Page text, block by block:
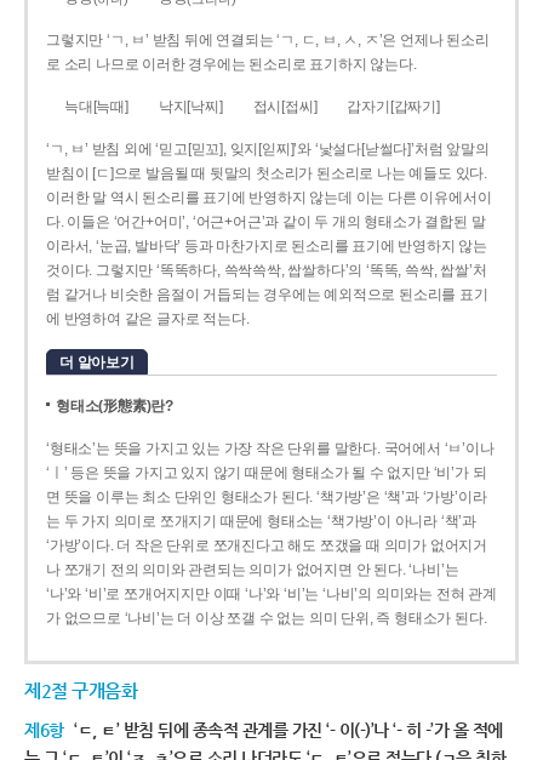
그렇지만 ‘ㄱ, ㅂ’ 받침 뒤에 연결되는 ‘ㄱ, ㄷ, ㅂ, ㅅ, ㅈ’은 언제나 된소리
로 소리 나므로 이러한 경우에는 된소리로 표기하지 않는다.
늑대[늑때] 낙지[낙찌] 접시[접씨] 갑자기[갑짜기]
‘ㄱ, ㅂ’ 받침 외에 ‘믿고[믿꼬], 잊지[읻찌]’와 ‘낯설다[낟썰다]’처럼 앞말의
받침이 [ㄷ]으로 발음될 때 뒷말의 첫소리가 된소리로 나는 예들도 있다.
이러한 말 역시 된소리를 표기에 반영하지 않는데 이는 다른 이유에서이
다. 이들은 ‘어간+어미’, ‘어근+어근’과 같이 두 개의 형태소가 결합된 말
이라서, ‘눈곱, 발바닥’ 등과 마찬가지로 된소리를 표기에 반영하지 않는
것이다. 그렇지만 ‘똑똑하다, 쓱싹쓱싹, 쌉쌀하다’의 ‘똑똑, 쓱싹, 쌉쌀’처
럼 같거나 비슷한 음절이 거듭되는 경우에는 예외적으로 된소리를 표기
에 반영하여 같은 글자로 적는다.
더 알아보기
형태소(形態素)란?
‘형태소’는 뜻을 가지고 있는 가장 작은 단위를 말한다. 국어에서 ‘ㅂ’이나
‘ㅣ’ 등은 뜻을 가지고 있지 않기 때문에 형태소가 될 수 없지만 ‘비’가 되
면 뜻을 이루는 최소 단위인 형태소가 된다. ‘책가방’은 ‘책’과 ‘가방’이라
는 두 가지 의미로 쪼개지기 때문에 형태소는 ‘책가방’이 아니라 ‘책’과
‘가방’이다. 더 작은 단위로 쪼개진다고 해도 쪼갰을 때 의미가 없어지거
나 쪼개기 전의 의미와 관련되는 의미가 없어지면 안 된다. ‘나비’는
‘나’와 ‘비’로 쪼개어지지만 이때 ‘나’와 ‘비’는 ‘나비’의 의미와는 전혀 관계
가 없으므로 ‘나비’는 더 이상 쪼갤 수 없는 의미 단위, 즉 형태소가 된다.
제2절 구개음화
제6항 ‘ㄷ, ㅌ’ 받침 뒤에 종속적 관계를 가진 ‘- 이(-)’나 ‘- 히 -’가 올 적에